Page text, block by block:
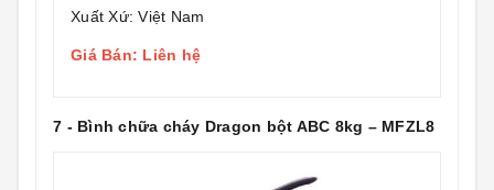
Xuất Xứ: Việt Nam
Giá Bán: Liên hệ
7 - Bình chữa cháy Dragon bột ABC 8kg – MFZL8